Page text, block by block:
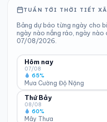
TUẦN TỚI THỜI TIẾT
Bảng dự báo từng ngày cho
ngày nào nắng ráo, ngày
07/08/2026.
Hôm nay
07/08
Mưa Cường Độ Nặng
65%
ĐỘ ẨM
65%
Trung bình ngày
Thứ Bảy
08/08
Mây Thưa
60%